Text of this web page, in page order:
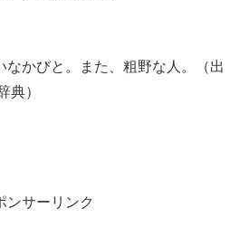
なかびと。また、粗野な人。（出
典）
ンサーリンク